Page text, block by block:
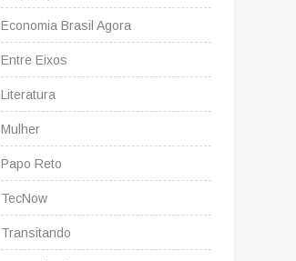
Economia Brasil Agora
Entre Eixos
Literatura
Mulher
Papo Reto
TecNow
Transitando